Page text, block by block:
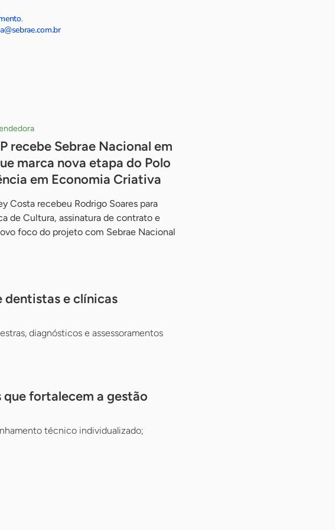
.
recebe Sebrae Nacional em
marca nova etapa do Polo
em Economia Criativa
Costa recebeu Rodrigo Soares para
de Cultura, assinatura de contrato e
foco do projeto com Sebrae Nacional
dentistas e clínicas
diagnósticos e assessoramentos
fortalecem a gestão
técnico individualizado;